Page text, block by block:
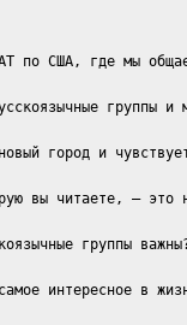
по США, где мы
группы
город и
вы читаете, — это
группы
интересное в